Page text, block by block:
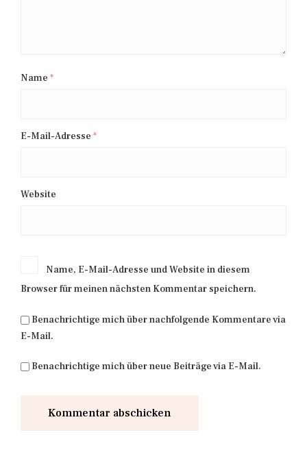
Name *
E-Mail-Adresse *
Website
Name, E-Mail-Adresse und Website in diesem
Browser für meinen nächsten Kommentar speichern.
Benachrichtige mich über nachfolgende Kommentare via
E-Mail.
Benachrichtige mich über neue Beiträge via E-Mail.